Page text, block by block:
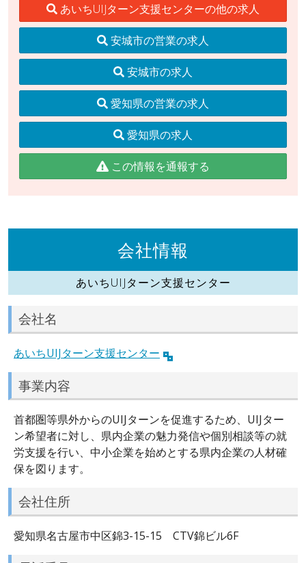
あいちUIJターン支援センターの他の求人
安城市の営業の求人
安城市の求人
愛知県の営業の求人
愛知県の求人
この情報を通報する
会社情報
あいちUIJターン支援センター
会社名
あいちUIJターン支援センター
事業内容
首都圏等県外からのUIJターンを促進するため、UIJター
ン希望者に対し、県内企業の魅力発信や個別相談等の就
労支援を行い、中小企業を始めとする県内企業の人材確
保を図ります。
会社住所
愛知県名古屋市中区錦3-15-15 CTV錦ビル6F